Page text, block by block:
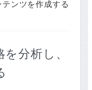
ンツを作成する
分析し、